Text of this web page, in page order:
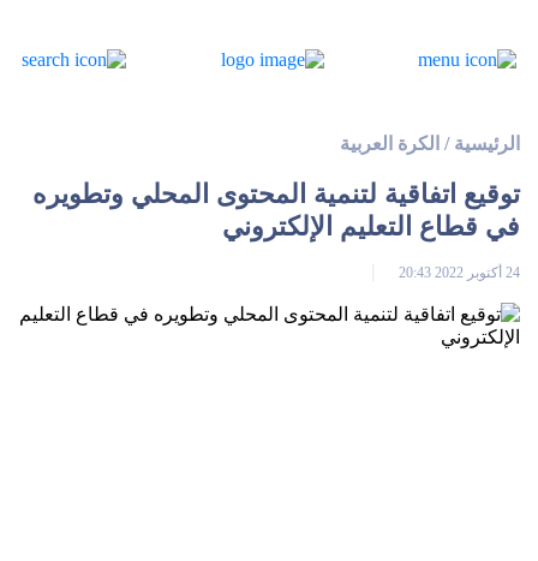
الرئيسية / الكرة العربية
توقيع اتفاقية لتنمية المحتوى المحلي وتطويره
في قطاع التعليم الإلكتروني
24 أكتوبر 2022 20:43